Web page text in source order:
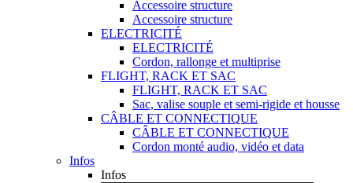
Accessoire structure
Accessoire structure
ELECTRICITÉ
ELECTRICITÉ
Cordon, rallonge et multiprise
FLIGHT, RACK ET SAC
FLIGHT, RACK ET SAC
Sac, valise souple et semi-rigide et housse
CÂBLE ET CONNECTIQUE
CÂBLE ET CONNECTIQUE
Cordon monté audio, vidéo et data
Infos
Infos